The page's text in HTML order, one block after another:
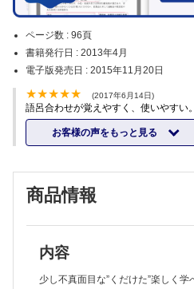
ページ数 : 96頁
書籍発行日 : 2013年4月
電子版発売日 : 2015年11月20日
(2017年6月14日)
語呂合わせが覚えやすく、使いやすい。
お客様の声をもっと見る
商品情報
内容
少し不真面目な”くだけた”楽しく